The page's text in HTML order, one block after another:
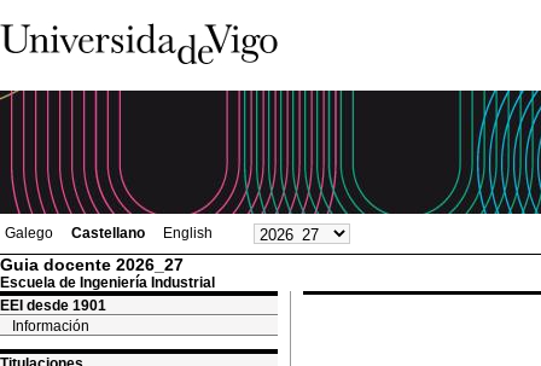
Galego Castellano English
Guia docente 2026_27
Escuela de Ingeniería Industrial
EEI desde 1901
Información